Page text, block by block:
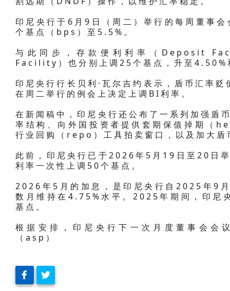
印尼央行于6月9日（周二）举行的每周董事
个基点（bps）至5.5%。
与此同步，存款便利利率（Deposit
Facility）也分别上调25个基点，升至
印尼央行行长贝利·瓦尔吉约表示，盾币汇率
在周二举行的例会上决定上调BI利率。
在新闻稿中，印尼央行还公布了一系列加强盾
率结构、向外国投资者提供套期保值掉期
行业回购（repo）工具拍卖窗口，以及加大盾
此前，印尼央行已于2026年5月19日至20日
利率一次性上调50个基点。
2026年5月的加息，是印尼央行自2025年9
数月维持在4.75%水平。2025年期间，印尼
基点。
根据安排，印尼央行下一次月度董事会
（asp）